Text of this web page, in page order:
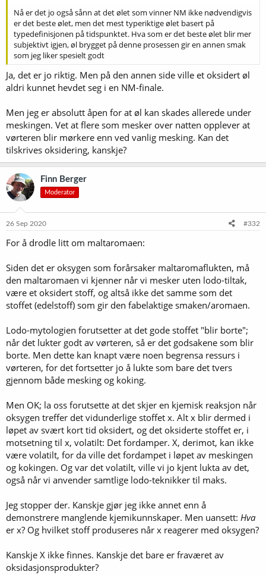
Nå er det jo også sånn at det ølet som vinner NM ikke nødvendigvis
er det beste ølet, men det mest typeriktige ølet basert på
typedefinisjonen på tidspunktet. Hva som er det beste ølet blir mer
subjektivt igjen, øl brygget på denne prosessen gir en annen smak
som jeg liker spesielt godt
Ja, det er jo riktig. Men på den annen side ville et oksidert øl
aldri kunnet hevdet seg i en NM-finale.
Men jeg er absolutt åpen for at øl kan skades allerede under
meskingen. Vet at flere som mesker over natten opplever at
vørteren blir mørkere enn ved vanlig mesking. Kan det
tilskrives oksidering, kanskje?
Finn Berger
Moderator
26 Sep 2020 #332
For å drodle litt om maltaromaen:
Siden det er oksygen som forårsaker maltaromaflukten, må
den maltaromaen vi kjenner når vi mesker uten lodo-tiltak,
være et oksidert stoff, og altså ikke det samme som det
stoffet (edelstoff) som gir den fabelaktige smaken/aromaen.
Lodo-mytologien forutsetter at det gode stoffet "blir borte";
når det lukter godt av vørteren, så er det godsakene som blir
borte. Men dette kan knapt være noen begrensa ressurs i
vørteren, for det fortsetter jo å lukte som bare det tvers
gjennom både mesking og koking.
Men OK; la oss forutsette at det skjer en kjemisk reaksjon når
oksygen treffer det vidunderlige stoffet x. Alt x blir dermed i
løpet av svært kort tid oksidert, og det oksiderte stoffet er, i
motsetning til x, volatilt: Det fordamper. X, derimot, kan ikke
være volatilt, for da ville det fordampet i løpet av meskingen
og kokingen. Og var det volatilt, ville vi jo kjent lukta av det,
også når vi anvender samtlige lodo-teknikker til maks.
Jeg stopper der. Kanskje gjør jeg ikke annet enn å
demonstrere manglende kjemikunnskaper. Men uansett: Hva
er x? Og hvilket stoff produseres når x reagerer med oksygen?
Kanskje X ikke finnes. Kanskje det bare er fraværet av
oksidasjonsprodukter?